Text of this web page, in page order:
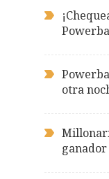
otra